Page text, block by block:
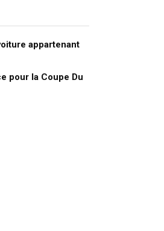
appartenant
pour la Coupe Du